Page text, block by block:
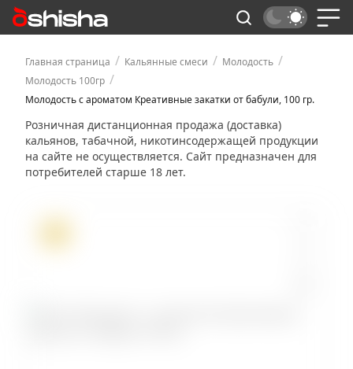
Главная страница / Кальянные смеси / Молодость /
Молодость 100гр /
Молодость с ароматом Креативные закатки от бабули, 100 гр.
Розничная дистанционная продажа (доставка)
кальянов, табачной, никотинсодержащей продукции
на сайте не осуществляется. Сайт предназначен для
потребителей старше 18 лет.